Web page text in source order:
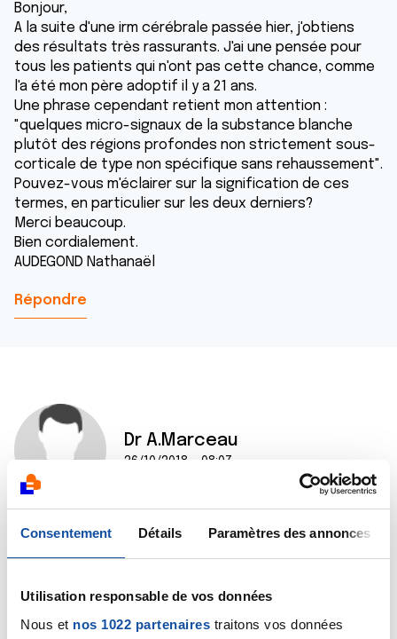
Consentement Détails Paramètres des annonces
Utilisation responsable de vos données
Nous et nos 1022 partenaires traitons vos données
Bonjour,
A la suite d'une irm cérébrale passée hier, j'obtiens
des résultats très rassurants. J'ai une pensée pour
tous les patients qui n'ont pas cette chance, comme
l'a été mon père adoptif il y a 21 ans.
Une phrase cependant retient mon attention :
"quelques micro-signaux de la substance blanche
plutôt des régions profondes non strictement sous-
corticale de type non spécifique sans rehaussement".
Pouvez-vous m'éclairer sur la signification de ces
termes, en particulier sur les deux derniers?
Merci beaucoup.
Bien cordialement.
AUDEGOND Nathanaël
Répondre
Dr A.Marceau
26/10/2018 - 08:07
Bonjour Nathanaël,
Ce sont en effet des termes classiquement utilisés
d'imagerie obtenus par résonance magnétique. Pour
faire simple, cela signifie juste que certaines zones